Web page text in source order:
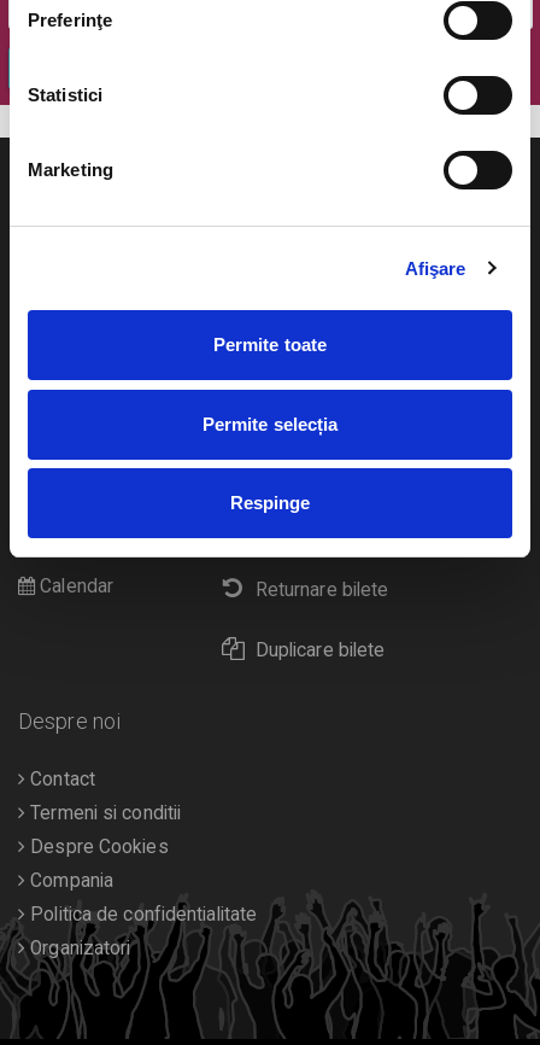
Preferinţe
Statistici
Marketing
Afişare
Permite toate
Permite selecția
Respinge
Cum comand bilete?
eBilet printat acasa
Returnare bilete
Duplicare bilete
Pentru copii
Diverse
Calendar
Despre noi
Contact
Termeni si conditii
Despre Cookies
Compania
Politica de confidentialitate
Organizatori